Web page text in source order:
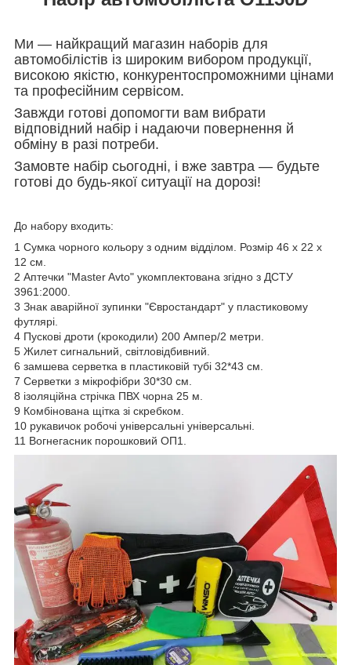
Ми — найкращий магазин наборів для
автомобілістів із широким вибором продукції,
високою якістю, конкурентоспроможними цінами
та професійним сервісом.
Завжди готові допомогти вам вибрати
відповідний набір і надаючи повернення й
обміну в разі потреби.
Замовте набір сьогодні, і вже завтра — будьте
готові до будь-якої ситуації на дорозі!
До набору входить:
1 Сумка чорного кольору з одним відділом. Розмір 46 х 22 х
12 см.
2 Аптечки "Master Avto" укомплектована згідно з ДСТУ
3961:2000.
3 Знак аварійної зупинки "Євростандарт" у пластиковому
футлярі.
4 Пускові дроти (крокодили) 200 Ампер/2 метри.
5 Жилет сигнальний, світловідбивний.
6 замшева серветка в пластиковій тубі 32*43 см.
7 Серветки з мікрофібри 30*30 см.
8 ізоляційна стрічка ПВХ чорна 25 м.
9 Комбінована щітка зі скребком.
10 рукавичок робочі універсальні універсальні.
11 Вогнегасник порошковий ОП1.